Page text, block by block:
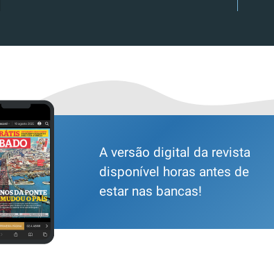
A versão digital da revista
disponível horas antes de
estar nas bancas!